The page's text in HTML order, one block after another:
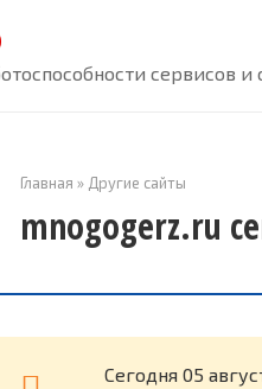
сервисов и
Главная » Другие сайты
mnogogerz.ru
Cегодня 05